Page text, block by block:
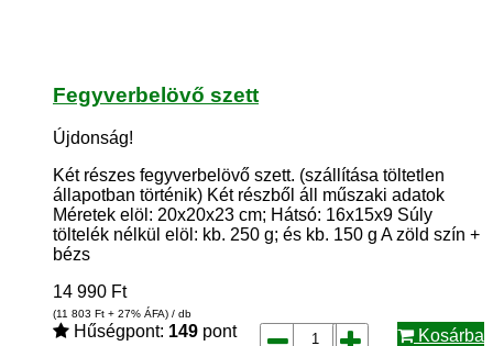
Fegyverbelövő szett
Újdonság!
Két részes fegyverbelövő szett. (szállítása töltetlen
állapotban történik) Két részből áll műszaki adatok
Méretek elöl: 20x20x23 cm; Hátsó: 16x15x9 Súly
töltelék nélkül elöl: kb. 250 g; és kb. 150 g A zöld szín +
bézs
14 990 Ft
(11 803 Ft + 27% ÁFA) / db
Hűségpont: 149 pont Kosárba